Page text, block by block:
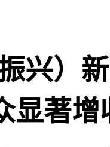
振兴）
显著增